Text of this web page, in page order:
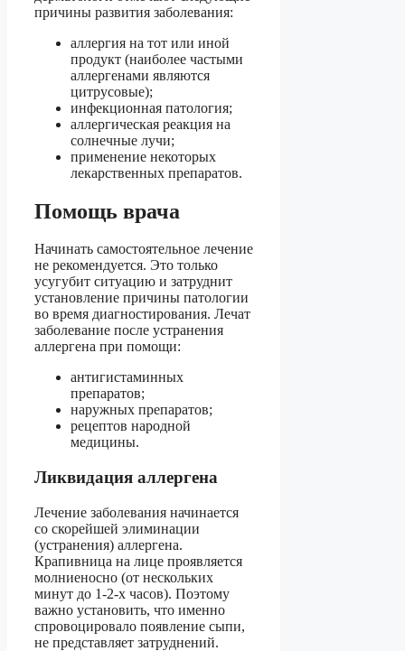
причины развития заболевания:
аллергия на тот или иной
продукт (наиболее частыми
аллергенами являются
цитрусовые);
инфекционная патология;
аллергическая реакция на
солнечные лучи;
применение некоторых
лекарственных препаратов.
Помощь врача
Начинать самостоятельное лечение
не рекомендуется. Это только
усугубит ситуацию и затруднит
установление причины патологии
во время диагностирования. Лечат
заболевание после устранения
аллергена при помощи:
антигистаминных
препаратов;
наружных препаратов;
рецептов народной
медицины.
Ликвидация аллергена
Лечение заболевания начинается
со скорейшей элиминации
(устранения) аллергена.
Крапивница на лице проявляется
молниеносно (от нескольких
минут до 1-2-х часов). Поэтому
важно установить, что именно
спровоцировало появление сыпи,
не представляет затруднений.